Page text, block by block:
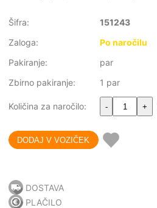
Šifra:
151243
Zaloga:
Po naročilu
Pakiranje:
par
Zbirno pakiranje:
1 par
Količina za naročilo: - +
DOSTAVA
PLAČILO